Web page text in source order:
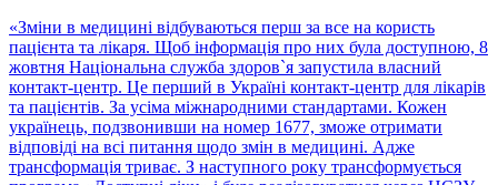
«Зміни в медицині відбуваються перш за все на користь
пацієнта та лікаря. Щоб інформація про них була доступною, 8
жовтня Національна служба здоров`я запустила власний
контакт-центр. Це перший в Україні контакт-центр для лікарів
та пацієнтів. За усіма міжнародними стандартами. Кожен
українець, подзвонивши на номер 1677, зможе отримати
відповіді на всі питання щодо змін в медицині. Адже
трансформація триває. З наступного року трансформується